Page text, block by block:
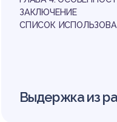
ЗАКЛЮЧЕНИЕ
СПИСОК
Выдержка из